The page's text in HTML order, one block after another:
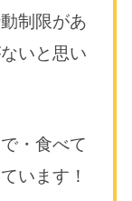
制限があ
いと思い
・食べて
います！